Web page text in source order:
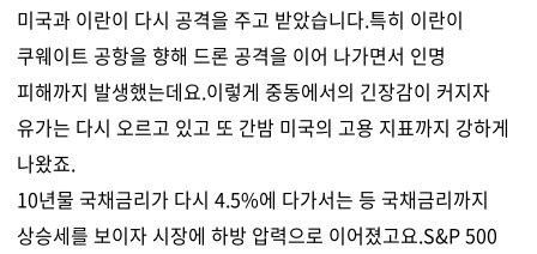
미국과 이란이 다시 공격을 주고 받았습니다.특히 이란이
쿠웨이트 공항을 향해 드론 공격을 이어 나가면서 인명
피해까지 발생했는데요.이렇게 중동에서의 긴장감이 커지자
유가는 다시 오르고 있고 또 간밤 미국의 고용 지표까지 강하게
나왔죠.
10년물 국채금리가 다시 4.5%에 다가서는 등 국채금리까지
상승세를 보이자 시장에 하방 압력으로 이어졌고요.S&P 500